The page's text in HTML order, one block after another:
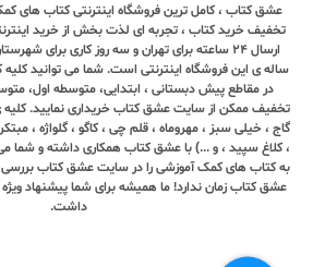
عشق کتاب ، کامل ترین فروشگاه اینترنتی کتاب های
تخفیف خرید کتاب ، تجربه ای لذت بخش از خرید
ارسال ٢٤ ساعته برای تهران و سه روز کاری برای
ساله ی این فروشگاه اینترنتی است. شما می توانید
در مقاطع پیش دبستانی ، ابتدایی، متوسطه اول،
تخفیف ممکن از سایت عشق کتاب خریداری نمایید.
گاج ، خیلی سبز ، مهروماه ، قلم چی ، کاگو ، گلواژه ،
، کلاغ سپید ، و ...) با عشق کتاب همکاری داشته و شما
به کتاب های کمک آموزشی را در سایت عشق کتاب بررسی
عشق کتاب زمان ندارد! ما همیشه برای شما پیشنهاد
داشت.